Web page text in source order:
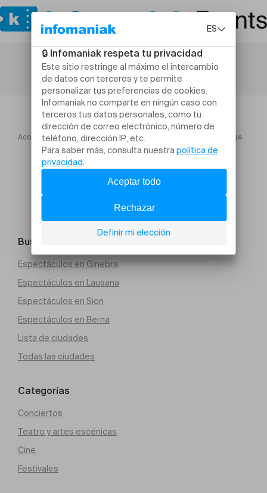
Acogida Journées photographiques de BienneBieler Fototage
Buscar un evento
Espectáculos en Ginebra
Espectáculos en Lausana
Espectáculos en Sion
Espectáculos en Berna
Lista de ciudades
Todas las ciudades
Categorías
Conciertos
Teatro y artes escénicas
Cine
Festivales